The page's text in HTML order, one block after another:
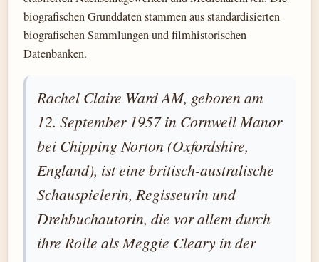
biografischen Grunddaten stammen aus standardisierten
biografischen Sammlungen und filmhistorischen
Datenbanken.
Rachel Claire Ward AM, geboren am
12. September 1957 in Cornwell Manor
bei Chipping Norton (Oxfordshire,
England), ist eine britisch-australische
Schauspielerin, Regisseurin und
Drehbuchautorin, die vor allem durch
ihre Rolle als Meggie Cleary in der